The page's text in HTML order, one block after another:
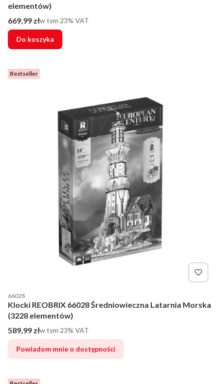
elementów)
Cena brutto
669,99 złw tym %s VAT
w tym 23% VAT
Do koszyka
Bestseller
Kod producenta
66028
Klocki REOBRIX 66028 Średniowieczna Latarnia Morska
(3228 elementów)
Cena brutto
589,99 złw tym %s VAT
w tym 23% VAT
Powiadom mnie o dostępności